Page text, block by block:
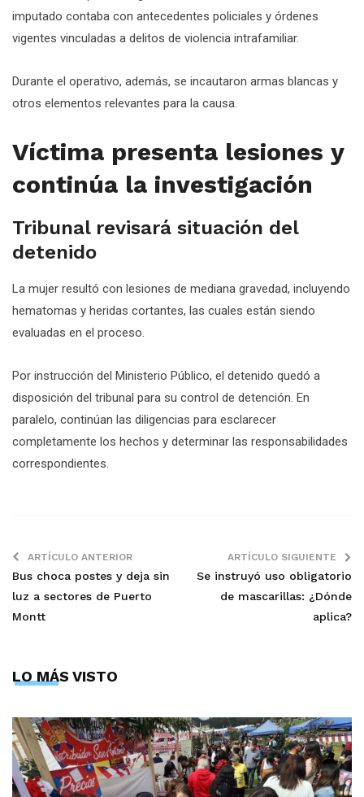
imputado contaba con antecedentes policiales y órdenes
vigentes vinculadas a delitos de violencia intrafamiliar.
Durante el operativo, además, se incautaron armas blancas y
otros elementos relevantes para la causa.
Víctima presenta lesiones y
continúa la investigación
Tribunal revisará situación del
detenido
La mujer resultó con lesiones de mediana gravedad, incluyendo
hematomas y heridas cortantes, las cuales están siendo
evaluadas en el proceso.
Por instrucción del Ministerio Público, el detenido quedó a
disposición del tribunal para su control de detención. En
paralelo, continúan las diligencias para esclarecer
completamente los hechos y determinar las responsabilidades
correspondientes.
ARTÍCULO ANTERIOR
Bus choca postes y deja sin
luz a sectores de Puerto
Montt
ARTÍCULO SIGUIENTE
Se instruyó uso obligatorio
de mascarillas: ¿Dónde
aplica?
LO MÁS VISTO